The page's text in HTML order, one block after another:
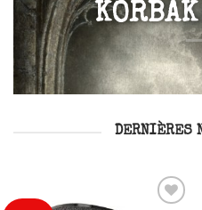
DERNIÈRES